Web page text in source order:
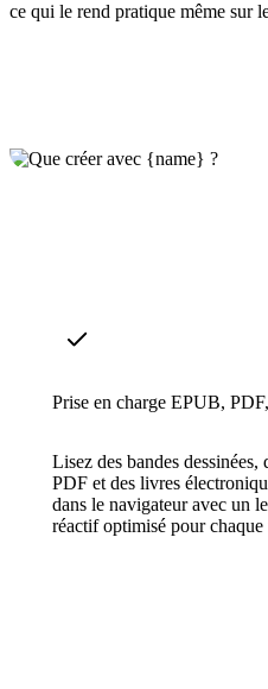
ce qui le rend pratique même sur
Prise en charge EPUB,
Lisez des bandes dessinées,
PDF et des livres
dans le navigateur avec un
réactif optimisé pour chaque